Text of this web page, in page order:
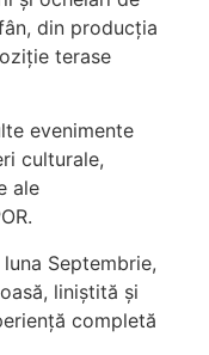
din producția
terase
evenimente
culturale,
ale
Septembrie,
liniștită și
completă